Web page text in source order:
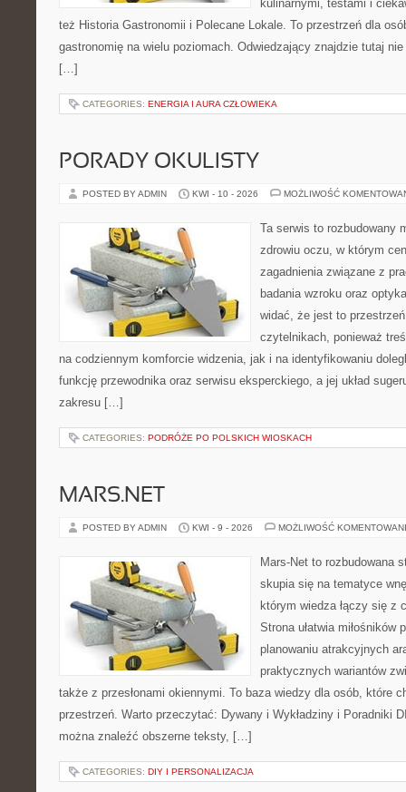
kulinarnymi, testami i
też Historia Gastronomii i Polecane Lokale. To przestrzeń dla
gastronomię na wielu poziomach. Odwiedzający znajdzie tutaj
[…]
CATEGORIES: ENERGIA I AURA CZŁOWIEKA
PORADY OKULISTY
POSTED BY ADMIN KWI - 10 - 2026 MOŻLIWOŚĆ
Ta serwis to rozbudowany
zdrowiu oczu, w którym
zagadnienia związane z
badania wzroku oraz
widać, że jest to
czytelnikach, ponieważ
na codziennym komforcie widzenia, jak i na identyfikowaniu
funkcję przewodnika oraz serwisu eksperckiego, a jej układ
zakresu […]
CATEGORIES: PODRÓŻE PO POLSKICH WIOSKACH
MARS.NET
POSTED BY ADMIN KWI - 9 - 2026 MOŻLIWOŚĆ
Mars-Net to rozbudowana
skupia się na tematyce
którym wiedza łączy się z
Strona ułatwia miłośników
planowaniu atrakcyjnych
praktycznych wariantów
także z przesłonami okiennymi. To baza wiedzy dla osób, które
przestrzeń. Warto przeczytać: Dywany i Wykładziny i Poradniki
można znaleźć obszerne teksty, […]
CATEGORIES: DIY I PERSONALIZACJA